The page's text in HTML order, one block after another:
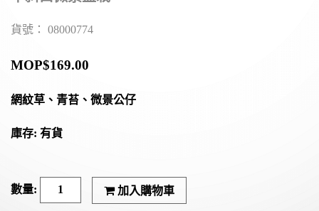
貨號： 08000774
MOP$169.00
網紋草、青苔、微景公仔
庫存: 有貨
加入購物車